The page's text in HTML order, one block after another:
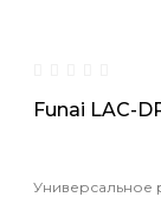
Funai LAC-
Универсальное